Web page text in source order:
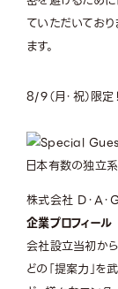
ていただいており
ます。
8/9（月・祝）限定
日本有数の独立
株式会社 D・A・
企業プロフィール
会社設立当初から
どの「提案力」を